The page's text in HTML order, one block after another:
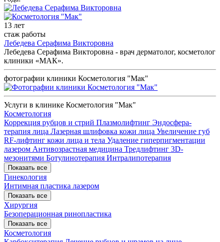
13 лет
стаж работы
Лебедева Серафима Викторовна
Лебедева Серафима Викторовна - врач дерматолог, косметолог
клиники «МАК».
фотографии клиники Косметология "Мак"
Услуги в клинике Косметология "Мак"
Косметология
Коррекция рубцов и стрий Плазмолифтинг Эндосфера-
терапия лица Лазерная шлифовка кожи лица Увеличение губ
RF-лифтинг кожи лица и тела Удаление гиперпигментации
лазером Антивозрастная медицина Тредлифтинг 3D-
мезонитями Ботулинотерапия Интралипотерапия
Показать все
Гинекология
Интимная пластика лазером
Показать все
Хирургия
Безоперационная ринопластика
Показать все
Косметология